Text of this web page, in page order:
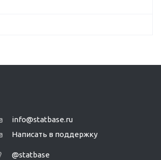
info@statbase.ru
Написать в поддержку
@statbase